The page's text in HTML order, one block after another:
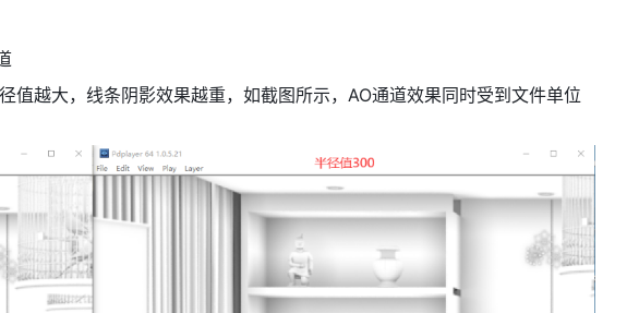
值越大，线条阴影效果越重，如截图所示，AO通道效果同时受到文件单位